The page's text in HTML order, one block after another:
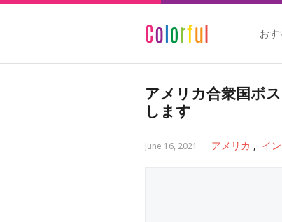
お
アメリカ合衆国ボ
します
June 16, 2021 アメリカ イ